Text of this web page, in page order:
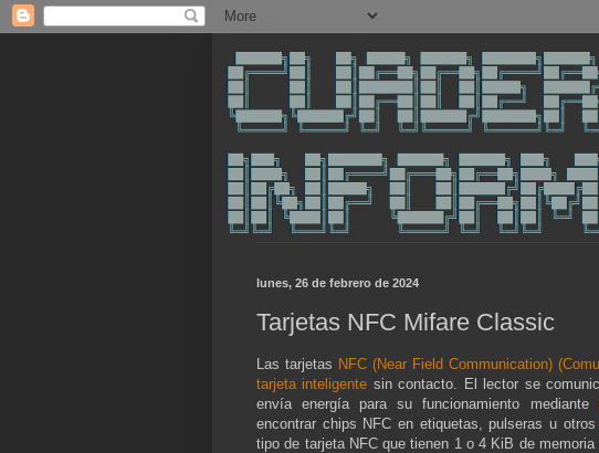
lunes, 26 de febrero de 2024
Tarjetas NFC Mifare Classic
Las tarjetas NFC (Near Field Communication)
tarjeta inteligente sin contacto. El lector se
envía energía para su funcionamiento mediante
encontrar chips NFC en etiquetas, pulseras u
tipo de tarjeta NFC que tienen 1 o 4 KiB de